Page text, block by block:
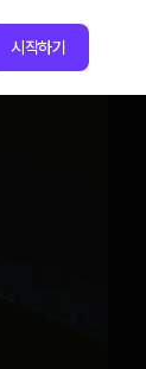
시작하기